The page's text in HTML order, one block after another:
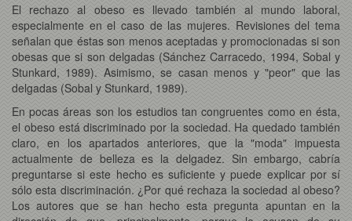
El rechazo al obeso es llevado también al mundo laboral,
especialmente en el caso de las mujeres. Revisiones del tema
señalan que éstas son menos aceptadas y promocionadas si son
obesas que si son delgadas (Sánchez Carracedo, 1994, Sobal y
Stunkard, 1989). Asimismo, se casan menos y "peor" que las
delgadas (Sobal y Stunkard, 1989).
En pocas áreas son los estudios tan congruentes como en ésta,
el obeso está discriminado por la sociedad. Ha quedado también
claro, en los apartados anteriores, que la "moda" impuesta
actualmente de belleza es la delgadez. Sin embargo, cabría
preguntarse si este hecho es suficiente y puede explicar por sí
sólo esta discriminación. ¿Por qué rechaza la sociedad al obeso?
Los autores que se han hecho esta pregunta apuntan en la